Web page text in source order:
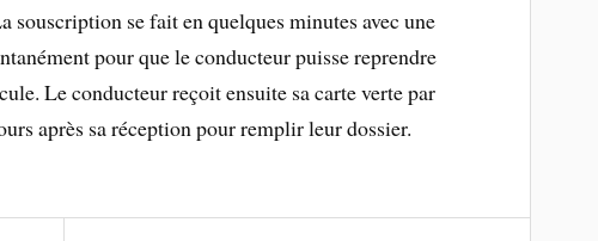
souscription se fait en quelques minutes avec une
pour que le conducteur puisse reprendre
Le conducteur reçoit ensuite sa carte verte par
après sa réception pour remplir leur dossier.